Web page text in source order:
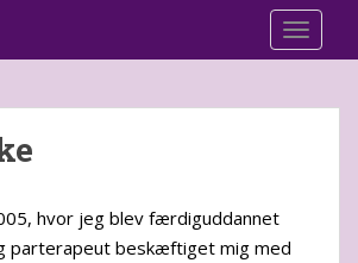
hvor jeg blev færdiguddannet
parterapeut beskæftiget mig med